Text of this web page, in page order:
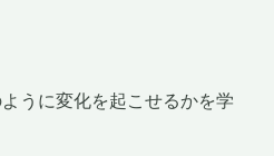
うに変化を起こせるかを学